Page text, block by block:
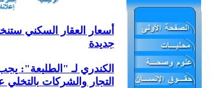
أسعار العقار السكني
جديدة
الكندري لـ "الطليعة":
التجار والشركات بالتخلي